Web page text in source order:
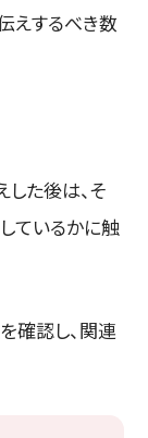
えするべき数
た後は、そ
ているかに触
確認し、関連